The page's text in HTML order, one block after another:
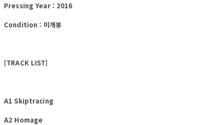
Pressing Year : 2016
Condition : 미개봉
[TRACK LIST]
A1 Skiptracing
A2 Homage